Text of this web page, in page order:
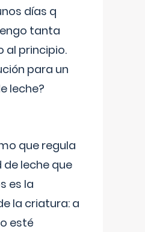
días q
tanta
al principio.
para un
leche?
que regula
leche que
es la
la criatura: a
esté